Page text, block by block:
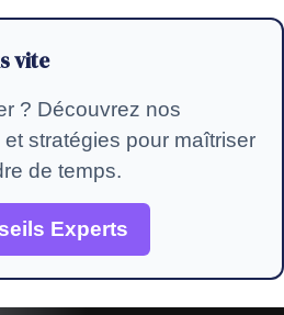
vite
? Découvrez nos
stratégies pour maîtriser
de temps.
Experts